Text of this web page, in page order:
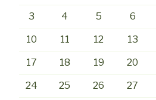
3 4 5 6
10 11 12 13
17 18 19 20
24 25 26 27